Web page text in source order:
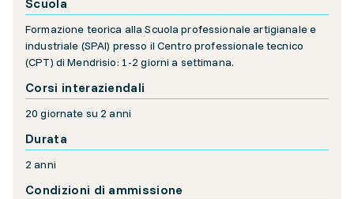
Scuola
Formazione teorica alla Scuola professionale artigianale e
industriale (SPAI) presso il Centro professionale tecnico
(CPT) di Mendrisio: 1-2 giorni a settimana.
Corsi interaziendali
20 giornate su 2 anni
Durata
2 anni
Condizioni di ammissione